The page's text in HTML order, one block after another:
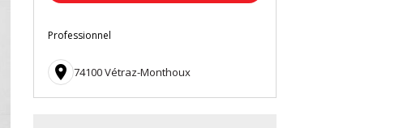
Professionnel
 74100 Vétraz-Monthoux